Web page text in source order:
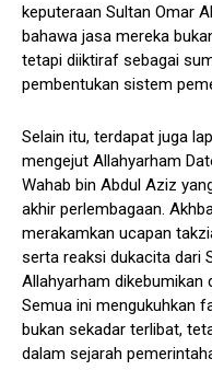
keputeraan Sultan Omar
bahawa jasa mereka
tetapi diiktiraf sebagai
pembentukan sistem
Selain itu, terdapat juga
mengejut Allahyarham
Wahab bin Abdul Aziz
akhir perlembagaan.
merakamkan ucapan
serta reaksi dukacita dari
Allahyarham dikebumikan
Semua ini mengukuhkan
bukan sekadar terlibat,
dalam sejarah